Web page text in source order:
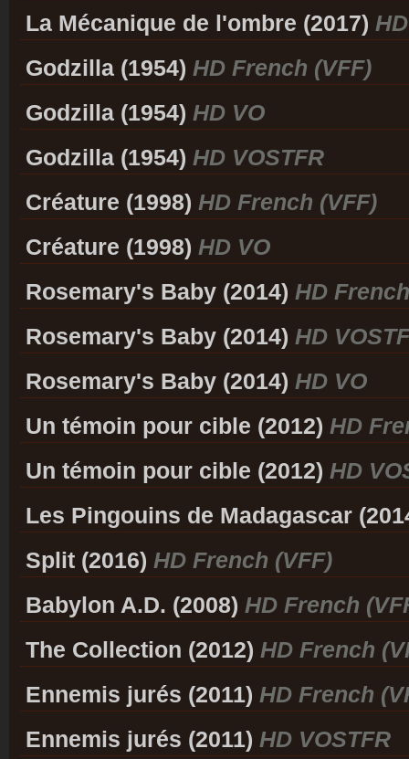
La Mécanique de l'ombre (2017)
Godzilla (1954) HD French (VFF)
Godzilla (1954) HD VO
Godzilla (1954) HD VOSTFR
Créature (1998) HD French (VFF)
Créature (1998) HD VO
Rosemary's Baby (2014) HD
Rosemary's Baby (2014) HD
Rosemary's Baby (2014) HD VO
Un témoin pour cible (2012) HD
Un témoin pour cible (2012) HD
Les Pingouins de Madagascar
Split (2016) HD French (VFF)
Babylon A.D. (2008) HD French
The Collection (2012) HD French
Ennemis jurés (2011) HD French
Ennemis jurés (2011) HD VOSTFR